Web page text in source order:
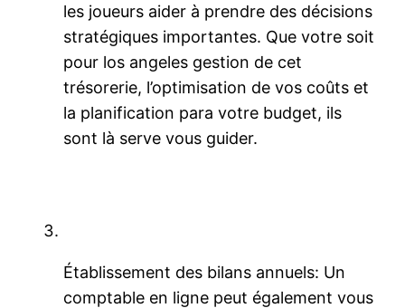
les joueurs aider à prendre des décisions
stratégiques importantes. Que votre soit
pour los angeles gestion de cet
trésorerie, l’optimisation de vos coûts et
la planification para votre budget, ils
sont là serve vous guider.
Établissement des bilans annuels: Un
comptable en ligne peut également vous